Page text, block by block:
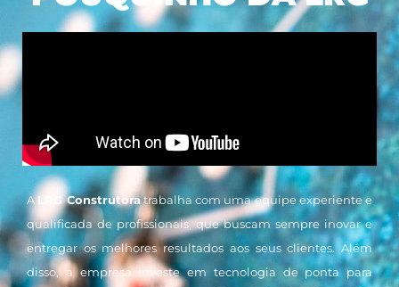
ALRG Construtoratrabalha com uma equipe experiente e
qualificada de profissionais, que buscam sempre inovar e
entregar os melhores resultados aos seus clientes. Além
disso, a empresa investe em tecnologia de ponta para